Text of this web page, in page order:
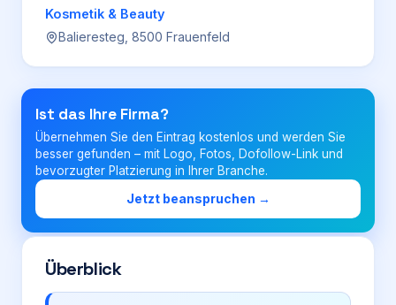
Für Firmen
Login
Firma eintragen
Kosmetik & Beauty
Balieresteg, 8500 Frauenfeld
Ist das Ihre Firma?
Übernehmen Sie den Eintrag kostenlos und werden Sie
besser gefunden – mit Logo, Fotos, Dofollow-Link und
bevorzugter Platzierung in Ihrer Branche.
Jetzt beanspruchen →
Überblick